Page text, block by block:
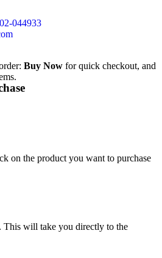
044933
Buy Now for quick checkout, and
on the product you want to purchase
This will take you directly to the